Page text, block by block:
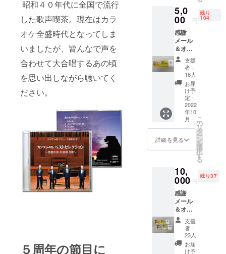
昭和４０年代に全国で流行
した歌声喫茶。現在はカラ
オケ全盛時代となってしま
いましたが、皆んなで声を
合わせて大合唱するあの頃
を思い出しながら聴いてく
ださい。
５周年の節目に
収録曲
数：全7
曲（約
25分）
収録曲
数：①
男鹿の
風(オリ
ジナル
曲）②
見上げ
てごら
ん夜の
星を
③北上
夜曲
く丘
⑤絆
⑥雪の
降る街
を ⑦
秋田県
民歌
5,0
00 円
残り
104
感謝
メール
＆オリ
ジナル
CD1枚
＆5周年
コン
サート
ご招待
CDサイ
ズ：
120×14
0(㎜) 仕
様：プ
レス盤
収録曲
曲（約
25分）
収録曲
数：①
男鹿の
風(オリ
ジナル
曲）②
見上げ
てごら
ん夜の
支援
者：
16人
お届
け予
定：
2022
年10
月
詳細を見る
こ
の
リ
タ
ー
ン
を
選
択
す
る
10,
000 円
残り37
感謝
メール
＆オリ
ジナル
CD1枚
＆5周年
コン
サート
支援
者：
23人
お届
け予